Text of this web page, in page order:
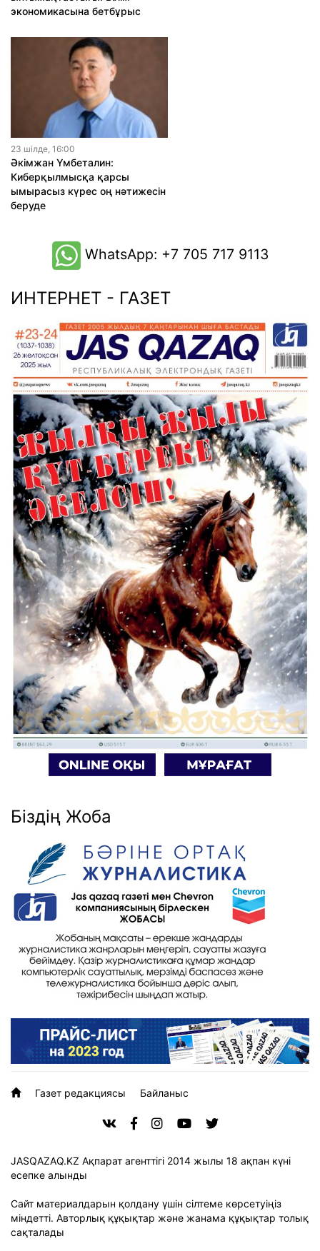
экономикасына бетбұрыс
23 шiлде, 16:00
Әкімжан Үмбеталин:
Киберқылмысқа қарсы
ымырасыз күрес оң нәтижесін
беруде
WhatsApp: +7 705 717 9113
ИНТЕРНЕТ - ГАЗЕТ
Біздің Жоба
Газет редакциясы Байланыс
JASQAZAQ.KZ Ақпарат агенттігі 2014 жылы 18 ақпан күні
есепке алынды
Сайт материалдарын қолдану үшін сілтеме көрсетуіңіз
міндетті. Авторлық құқықтар және жанама құқықтар толық
сақталады